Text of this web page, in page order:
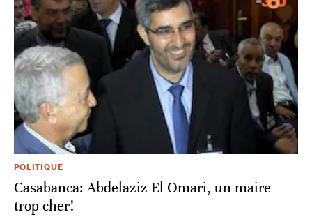
POLITIQUE
Casabanca: Abdelaziz El Omari, un maire
trop cher!